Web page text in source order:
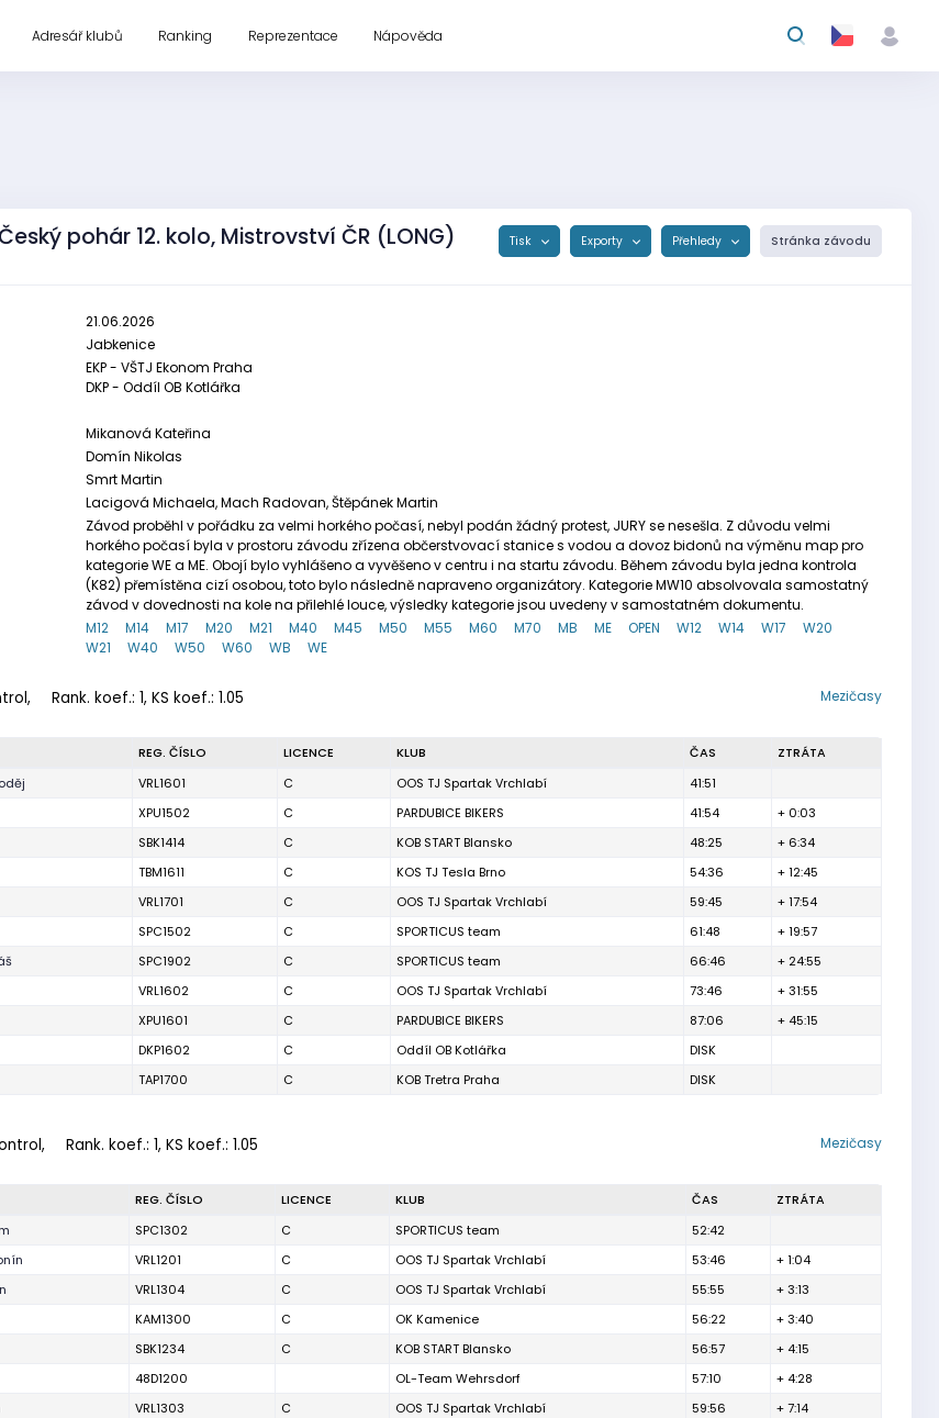
Adresář klubů Ranking Reprezentace Nápověda
pohár 12. kolo, Mistrovství ČR (LONG) Tisk Exporty Přehledy Stránka závodu
21.06.2026
Jabkenice
EKP - VŠTJ Ekonom Praha
DKP - Oddíl OB Kotlářka
Mikanová Kateřina
Domín Nikolas
Smrt Martin
Lacigová Michaela, Mach Radovan, Štěpánek Martin
Závod proběhl v pořádku za velmi horkého počasí, nebyl podán žádný protest, JURY se nesešla. Z důvodu velmi
horkého počasí byla v prostoru závodu zřízena občerstvovací stanice s vodou a dovoz bidonů na výměnu map pro
kategorie WE a ME. Obojí bylo vyhlášeno a vyvěšeno v centru i na startu závodu. Během závodu byla jedna kontrola
(K82) přemístěna cizí osobou, toto bylo následně napraveno organizátory. Kategorie MW10 absolvovala samostatný
závod v dovednosti na kole na přilehlé louce, výsledky kategorie jsou uvedeny v samostatném dokumentu.
M12 M14 M17 M20 M21 M40 M45 M50 M55 M60 M70 MB ME OPEN W12 W14 W17
W20
W21
W40 W50 W60 WB WE
Rank. koef.: 1, KS koef.: 1.05 Mezičasy
REG. ČÍSLO LICENCE KLUB ČAS
ZTRÁTA
VRL1601 C OOS TJ Spartak Vrchlabí
41:51
XPU1502 C PARDUBICE BIKERS 41:54
+ 0:03
SBK1414 C KOB START Blansko 48:25
+ 6:34
TBM1611 C KOS TJ Tesla Brno 54:36
+ 12:45
VRL1701 C OOS TJ Spartak Vrchlabí 59:45
+ 17:54
SPC1502 C SPORTICUS team 61:48
+ 19:57
SPC1902 C SPORTICUS team 66:46
+ 24:55
VRL1602 C OOS TJ Spartak Vrchlabí 73:46
+ 31:55
XPU1601 C PARDUBICE BIKERS 87:06
+ 45:15
DKP1602 C Oddíl OB Kotlářka
DISK
TAP1700 C KOB Tretra Praha DISK
Rank. koef.: 1, KS koef.: 1.05 Mezičasy
REG. ČÍSLO LICENCE KLUB ČAS
ZTRÁTA
SPC1302 C SPORTICUS team
52:42
VRL1201 C OOS TJ Spartak Vrchlabí 53:46
+ 1:04
VRL1304 C OOS TJ Spartak Vrchlabí 55:55
+ 3:13
KAM1300 C OK Kamenice 56:22
+ 3:40
SBK1234 C KOB START Blansko 56:57
+ 4:15
48D1200 OL-Team Wehrsdorf 57:10
+ 4:28
VRL1303 C OOS TJ Spartak Vrchlabí 59:56
+ 7:14